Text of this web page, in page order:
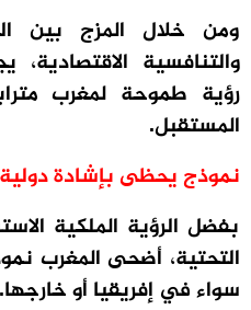
ومن خلال المزج بين
والتنافسية
رؤية طموحة لمغرب
المستقبل.
نموذج يحظى بإشادة دولية
بفضل الرؤية الملكية
التحتية، أضحى المغرب
سواء في إفريقيا أو خارجها.